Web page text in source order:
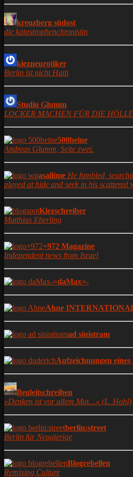
kreuzberg südost
die katastrophenchronistin
kiezneurotiker
Berlin ist nicht Haiti
Studio Glumm
LOCKER MACHEN FÜR DIE HÖLLE
500beine
Andreas Glumm, Seite zwei.
asallime He fumbled,
played at hide and seek in his scattered
Kiezschreiber
Matthias Eberling
+972 Magazine
Independent news from Israel
-=daMax=-
Ahne
ad sinistram
Aufzeichnungen
Begleitschreiben
»Denken ist vor allem Mut…« (L. Hohl)
berlin:street
Berlin für Neugierige
Blogrebellen
Remixing Culture